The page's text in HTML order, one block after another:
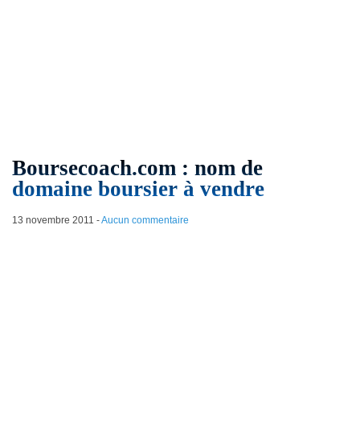
Boursecoach.com : nom de
domaine boursier à vendre
13 novembre 2011 -Aucun commentaire